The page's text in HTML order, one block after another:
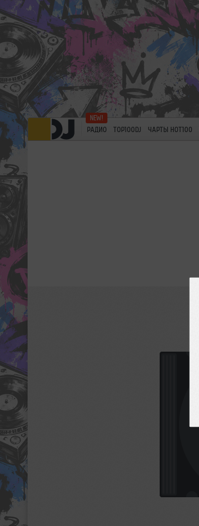
РАДИО TOP100DJ ЧАРТЫ HOT100